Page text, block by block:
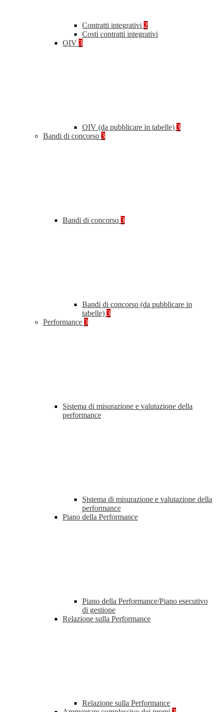
Contratti integrativi 2
Costi contratti integrativi
OIV 3
OIV (da pubblicare in tabelle) 3
Bandi di concorso 3
Bandi di concorso 3
Bandi di concorso (da pubblicare in
tabelle) 3
Performance 3
Sistema di misurazione e valutazione della
performance
Sistema di misurazione e valutazione della
performance
Piano della Performance
Piano della Performance/Piano esecutivo
di gestione
Relazione sulla Performance
Relazione sulla Performance